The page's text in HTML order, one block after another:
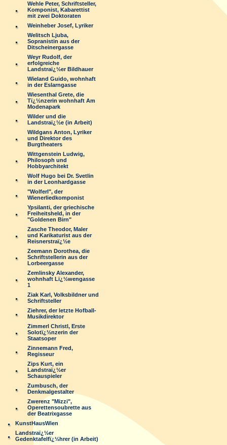
Wehle Peter, Schriftsteller,
Komponist, Kabarettist
mit zwei Doktoraten
Weinheber Josef, Lyriker
Welitsch Ljuba,
Sopranistin aus der
Ditscheinergasse
Weyr Rudolf, der
erfolgreiche
Landstraï¿½er Bildhauer
Wieland Guido, wohnhaft
in der Eslarngasse
Wiesenthal Grete, die
Tï¿½nzerin wohnhaft Am
Modenapark
Wilder und die
Landstraï¿½e (in Arbeit)
Wildgans Anton, Lyriker
und Direktor des
Burgtheaters
Wittgenstein Ludwig,
Philosoph und
Hobbyarchitekt
Wolf Hugo bei Dr. Svetlin
in der Leonhardgasse
"Wolferl", der
Wienerliedkomponist
Ypsilanti, der griechische
Freiheitsheld, in der
"Goldenen Birn"
Zasche Theodor, Maler
und Karikaturist aus der
Reisnerstraï¿½e
Zeemann Dorothea, die
Schriftstellerin aus der
Lorbeergasse
Zemlinsky Alexander,
wohnhaft Lï¿½wengasse
1
Ziak Karl, Volksbildner und
Schriftsteller
Ziehrer, der letzte Hofball-
Musikdirektor
Zimmerl Christl, Erste
Solotï¿½nzerin der
Staatsoper
Zinnemann Fred,
Regisseur
Zips Kurt, ein
Landstraï¿½er
Schauspieler
Zumbusch, der
Denkmalgestalter
Zwerenz "Mizzi",
Operettensoubrette aus
der Beatrixgasse
KunstHausWien
Landstraï¿½er
Gedenktafelfï¿½hrer (in Arbeit)